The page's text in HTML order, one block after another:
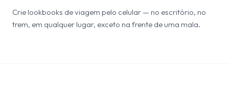
Crie lookbooks de viagem pelo celular — no escritório, no
trem, em qualquer lugar, exceto na frente de uma mala.